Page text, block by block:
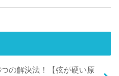
の解決法！【弦が硬い原